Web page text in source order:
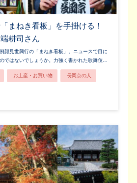
まねき看板」を手掛ける！
耕司さん
顔見世興行の「まねき看板」。ニュースで目に
ではないでしょうか。力強く書かれた歌舞伎…
お土産・お買い物 長岡京の人